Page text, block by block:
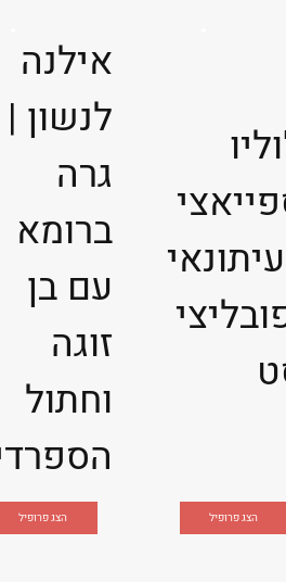
אילנה
לנשון |
גרה
ברומא
עם בן
זוגה
וחתול
הצג פרופיל הצג פרופיל